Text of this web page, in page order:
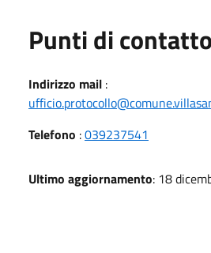
Punti di contatto
Indirizzo mail :
Telefono :039237541
Ultimo aggiornamento: 18